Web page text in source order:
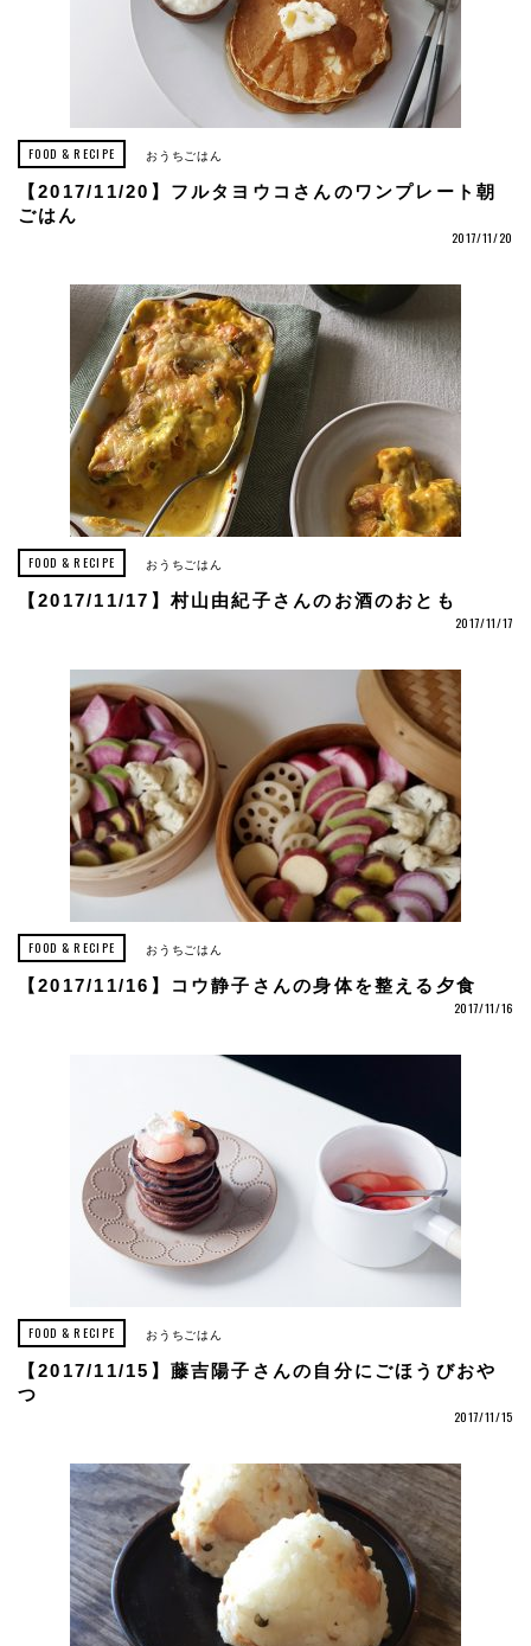
FOOD & RECIPE おうちごはん
【2017/11/20】フルタヨウコさんのワンプレート朝
ごはん
2017/11/20
FOOD & RECIPE おうちごはん
【2017/11/17】村山由紀子さんのお酒のおとも
2017/11/17
FOOD & RECIPE おうちごはん
【2017/11/16】コウ静子さんの身体を整える夕食
2017/11/16
FOOD & RECIPE おうちごはん
【2017/11/15】藤吉陽子さんの自分にごほうびおや
つ
2017/11/15